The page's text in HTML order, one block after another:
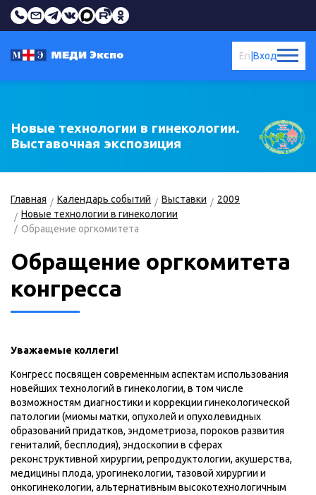
Вход
En
Новые технологии в гинекологии.
Выставочная экспозиция
Главная Календарь событий Выставки
2009
Новые технологии в гинекологии
Обращение оргкомитета
Обращение оргкомитета
конгресса
Уважаемые коллеги!
Конгресс посвящен современным аспектам использования
новейших технологий в гинекологии, в том числе
возможностям диагностики и коррекции гинекологической
патологии (миомы матки, опухолей и опухолевидных
образований придатков, эндометриоза, пороков развития
гениталий, бесплодия), эндоскопии в сферах
реконструктивной хирургии, репродуктологии, акушерства,
медицины плода, урогинекологии, тазовой хирургии и
онкогинекологии, альтернативным высокотехнологичным